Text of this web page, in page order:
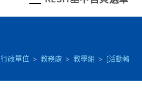
行政單位 > 教務處 > 教學組 > [活動轉知]